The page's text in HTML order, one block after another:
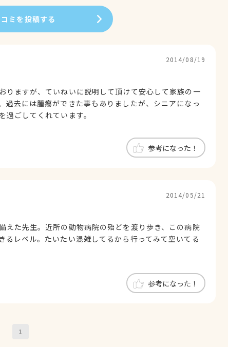
ミを投稿する
2014/08/19
りますが、ていねいに説明して頂けて安心して家族の一
過去には腫瘍ができた事もありましたが、シニアになっ
ごしてくれています。
参考になった！
2014/05/21
えた先生。近所の動物病院の殆どを渡り歩き、この病院
レベル。たいたい混雑してるから行ってみて空いてる
参考になった！
1